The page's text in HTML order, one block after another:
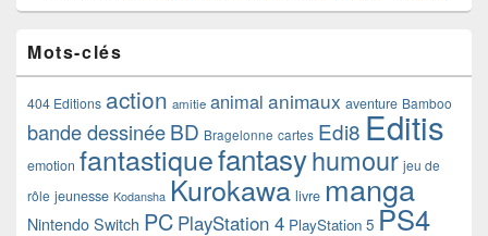
Mots-clés
404 Editions action amitie animal animaux aventure Bamboo
bande dessinéeBD Bragelonne cartes Edi8 Editis
emotion fantastiquefantasyhumour jeu de
rôle jeunesse Kodansha Kurokawa livre manga
Nintendo Switch PC PlayStation 4 PlayStation 5 PS4